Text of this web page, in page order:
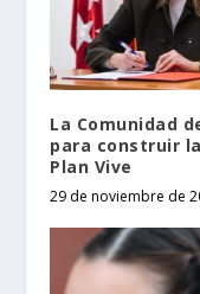
La Comunidad
para construir
Plan Vive
29 de noviembre de